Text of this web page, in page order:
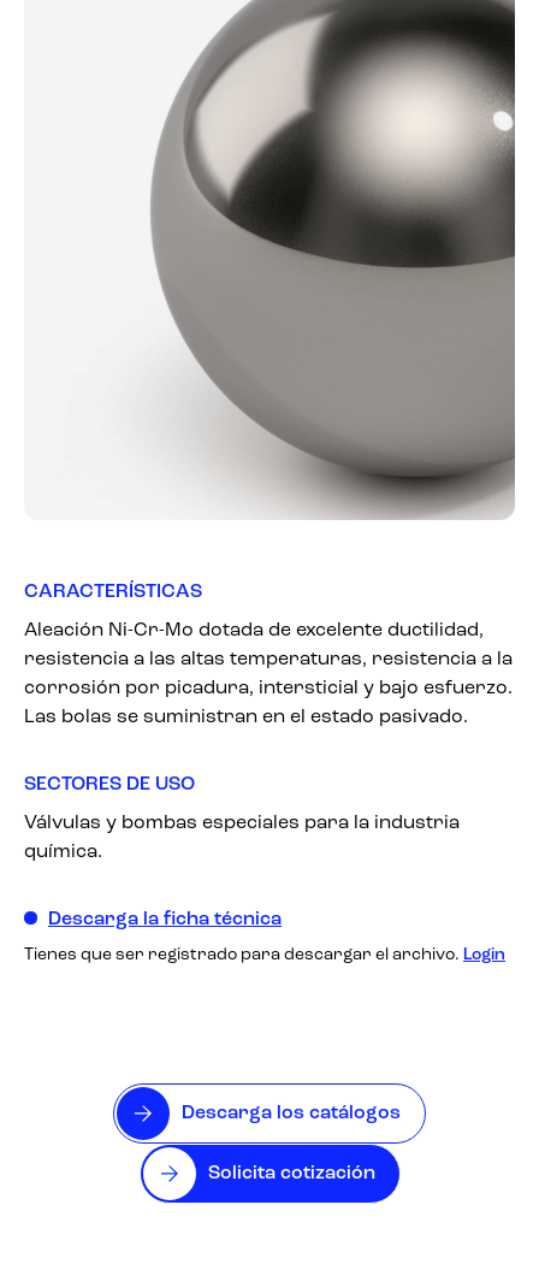
CARACTERÍSTICAS
Aleación Ni-Cr-Mo dotada de excelente ductilidad,
resistencia a las altas temperaturas, resistencia a la
corrosión por picadura, intersticial y bajo esfuerzo.
Las bolas se suministran en el estado pasivado.
SECTORES DE USO
Válvulas y bombas especiales para la industria
química.
Descarga la ficha técnica
Tienes que ser registrado para descargar el archivo. Login
Descarga los catálogos
Solicita cotización